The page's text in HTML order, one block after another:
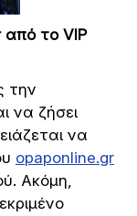
από το VIP
την
να ζήσει
να
opaponline.gr
Ακόμη,